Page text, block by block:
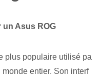
un Asus⁣ ROG
plus populaire utilisé pa
entier. Son interf